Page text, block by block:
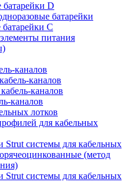
D
батарейки
C
питания
каналов
каналов
каналов
каналов
лотков
для кабельных
Strut системы для кабельных
(метод
Strut системы для кабельных